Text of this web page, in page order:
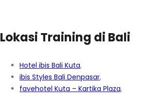
Lokasi Training di Bali
Hotel ibis Bali Kuta,
ibis Styles Bali Denpasar,
favehotel Kuta – Kartika Plaza,